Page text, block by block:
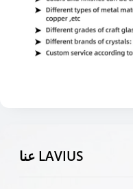
عنا LAVIUS